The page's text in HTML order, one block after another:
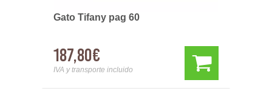
Gato Tifany pag 60
187,80€
IVA y transporte incluido